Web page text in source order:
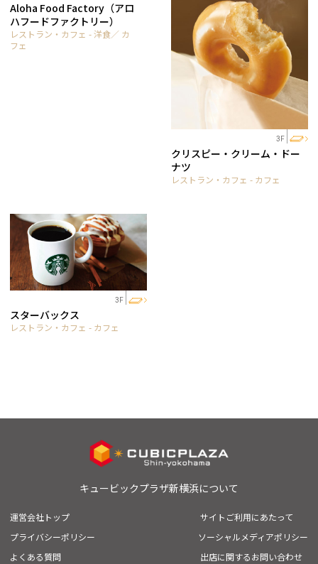
Aloha Food Factory（アロ
ハフードファクトリー）
レストラン・カフェ - 洋食／ カ
フェ
3F
クリスピー・クリーム・ドー
ナツ
レストラン・カフェ - カフェ
3F
スターバックス
レストラン・カフェ - カフェ
キュービックプラザ新横浜について
運営会社トップ
サイトご利用にあたって
プライバシーポリシー
ソーシャルメディアポリシー
よくある質問
出店に関するお問い合わせ